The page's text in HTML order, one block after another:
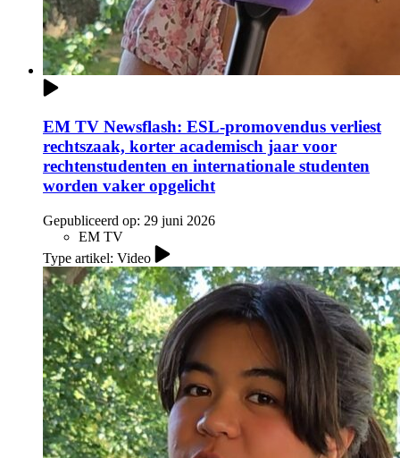
EM TV Newsflash: ESL-promovendus verliest
rechtszaak, korter academisch jaar voor
rechtenstudenten en internationale studenten
worden vaker opgelicht
Gepubliceerd op: 29 juni 2026
EM TV
Type artikel: Video